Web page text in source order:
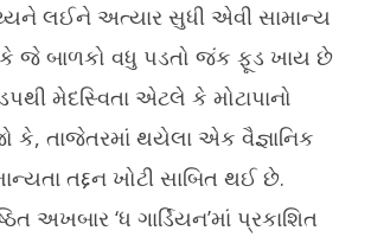
NOW VIEWING
લઈને અત્યાર સુધી એવી સામાન્ય
કે જે બાળકો વધુ પડતો જંક ફૂડ ખાય છે
મેદસ્વિતા એટલે કે મોટાપાનો
કે, તાજેતરમાં થયેલા એક વૈજ્ઞાનિક
તદ્દન ખોટી સાબિત થઈ છે.
અખબાર ‘ધ ગાર્ડિયન’માં પ્રકાશિત